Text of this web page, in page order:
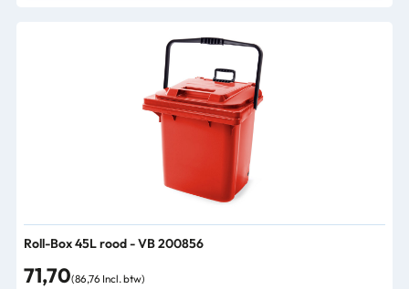
Roll-Box 45L rood - VB 200856
71,70(86,76 Incl. btw)